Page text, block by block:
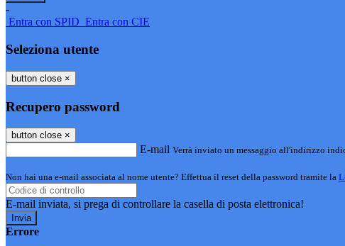
-
Entra con SPID Entra con CIE
Seleziona utente
button close ×
Recupero password
button close ×
E-mail Verrà inviato un messaggio all'indirizzo
Non hai una e-mail associata al nome utente? Effettua il reset della password tramite la
E-mail inviata, si prega di controllare la casella di posta elettronica!
Errore